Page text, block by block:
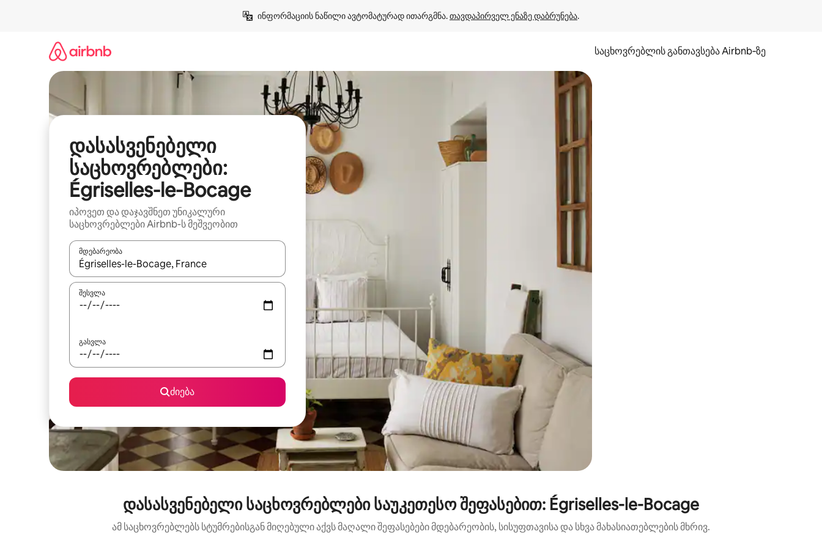
ინფორმაციის ნაწილი ავტომატურად ითარგმნა. თავდაპირველ ენაზე დაბრუნება.
საცხოვრებლის განთავსება Airbnb‑ზე
დასასვენებელი
საცხოვრებლები:
Égriselles-le-Bocage
იპოვეთ და დაჯავშნეთ უნიკალური
საცხოვრებლები Airbnb-ს მეშვეობით
მდებარეობა
როცა შედეგები ხელმისაწვდომი გახდება, ნავიგაციისთვის გამოიყენეთ კლავიშები ზემოთ/ქვემოთ მიმართული ისრებით ან შეხებისა თუ თითის გასმის ჟესტები.
შესვლა
გასვლა
ძიება
დასასვენებელი საცხოვრებლები საუკეთესო შეფასებით: Égriselles-le-Bocage
ამ საცხოვრებლებს სტუმრებისგან მიღებული აქვს მაღალი შეფასებები მდებარეობის, სისუფთავისა და სხვა მახასიათებლების მხრივ.